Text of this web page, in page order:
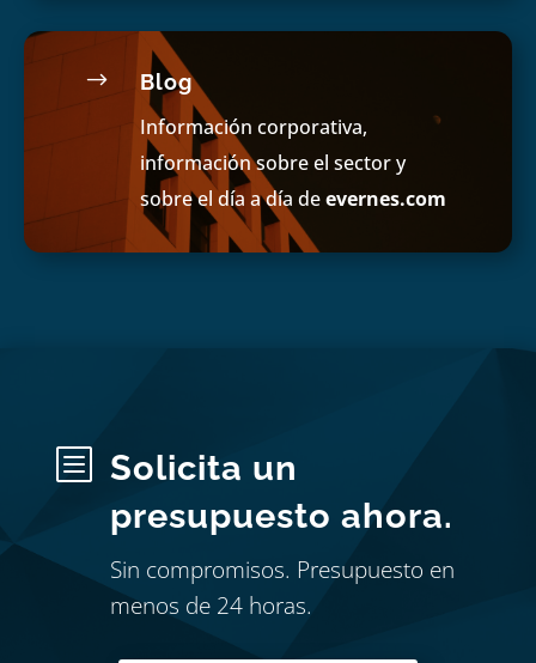
$ Blog
Información corporativa,
información sobre el sector y
sobre el día a día deevernes.com
b
Solicita un
presupuesto ahora.
Sin compromisos. Presupuesto en
menos de 24 horas.